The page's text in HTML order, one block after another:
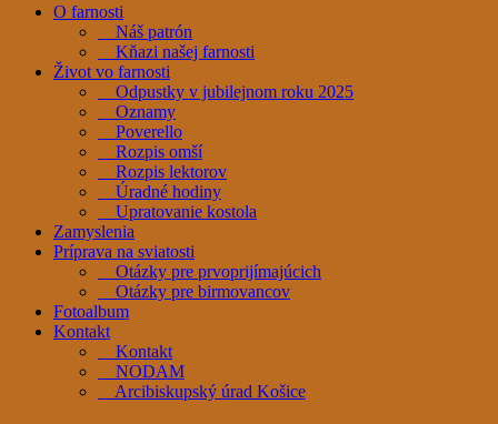
O farnosti
Náš patrón
Kňazi našej farnosti
Život vo farnosti
Odpustky v jubilejnom roku 2025
Oznamy
Poverello
Rozpis omší
Rozpis lektorov
Úradné hodiny
Upratovanie kostola
Zamyslenia
Príprava na sviatosti
Otázky pre prvoprijímajúcich
Otázky pre birmovancov
Fotoalbum
Kontakt
Kontakt
NODAM
Arcibiskupský úrad Košice